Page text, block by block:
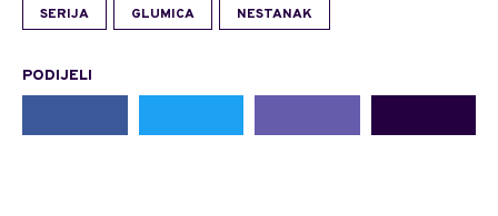
SERIJA GLUMICA NESTANAK
PODIJELI